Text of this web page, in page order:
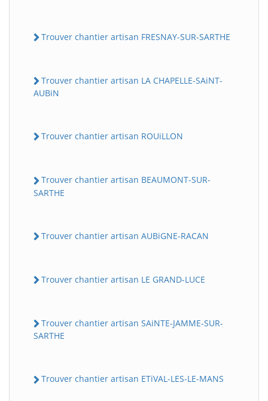
Trouver chantier artisan FRESNAY-SUR-SARTHE
Trouver chantier artisan LA CHAPELLE-SAiNT-
AUBiN
Trouver chantier artisan ROUiLLON
Trouver chantier artisan BEAUMONT-SUR-
SARTHE
Trouver chantier artisan AUBiGNE-RACAN
Trouver chantier artisan LE GRAND-LUCE
Trouver chantier artisan SAiNTE-JAMME-SUR-
SARTHE
Trouver chantier artisan ETiVAL-LES-LE-MANS